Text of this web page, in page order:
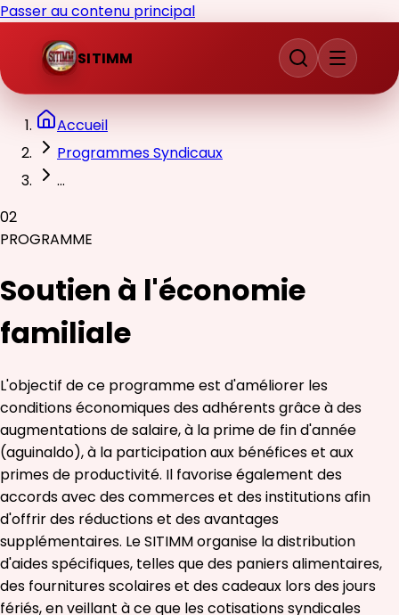
Passer au contenu principal
SITIMM
Accueil
Programmes Syndicaux
...
02
PROGRAMME
Soutien à l'économie
familiale
L'objectif de ce programme est d'améliorer les
conditions économiques des adhérents grâce à des
augmentations de salaire, à la prime de fin d'année
(aguinaldo), à la participation aux bénéfices et aux
primes de productivité. Il favorise également des
accords avec des commerces et des institutions afin
d'offrir des réductions et des avantages
supplémentaires. Le SITIMM organise la distribution
d'aides spécifiques, telles que des paniers alimentaires,
des fournitures scolaires et des cadeaux lors des jours
fériés, en veillant à ce que les cotisations syndicales